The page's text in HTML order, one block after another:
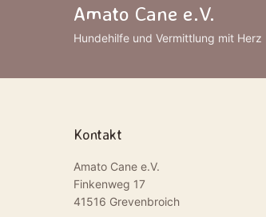
Amato Cane e.V.
Hundehilfe und Vermittlung mit Herz
Kontakt
Amato Cane e.V.
Finkenweg 17
41516 Grevenbroich